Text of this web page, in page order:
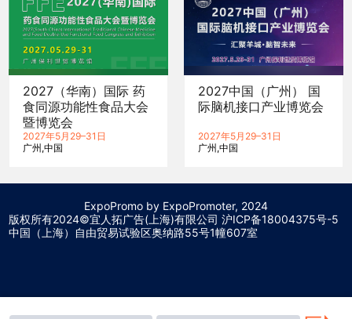
2027（华南）国际 药
食同源功能性食品大会
暨博览会
2027年5月29–31日
广州 中国
2027中国（广州） 国
际脑机接口产业博览会
2027年5月29–31日
广州 中国
ExpoPromo by ExpoPromoter, 2024
版权所有2024©宜人拓广告(上海)有限公司 沪ICP备18004375号-5
中国（上海）自由贸易试验区奥纳路55号1幢607室